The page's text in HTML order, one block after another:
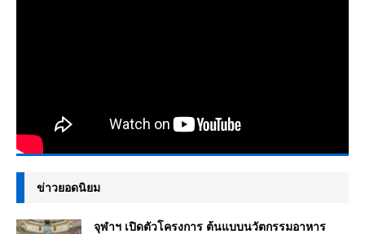
ข่าวยอดนิยม
จุฬาฯ เปิดตัวโครงการ ต้นแบบนวัตกรรมอาหาร